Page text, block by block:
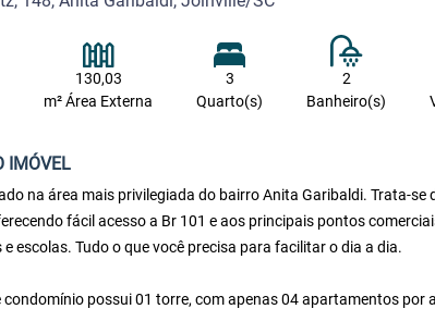
130,03
m² Área Externa
3
Quarto(s)
2
Banheiro(s)
IMÓVEL
na área mais privilegiada do bairro Anita Garibaldi. Trata-se
fácil acesso a Br 101 e aos principais pontos
escolas. Tudo o que você precisa para facilitar o dia a dia.
condomínio possui 01 torre, com apenas 04 apartamentos por